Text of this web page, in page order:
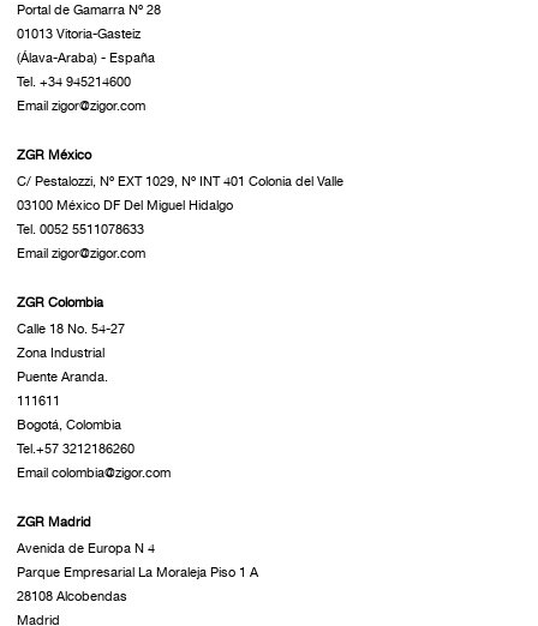
Portal de Gamarra Nº 28
01013 Vitoria-Gasteiz
(Álava-Araba) - España
Tel. +34 945214600
Email zigor@zigor.com
ZGR México
C/ Pestalozzi, Nº EXT 1029, Nº INT 401 Colonia del Valle
03100 México DF Del Miguel Hidalgo
Tel. 0052 5511078633
Email zigor@zigor.com
ZGR Colombia
Calle 18 No. 54-27
Zona Industrial
Puente Aranda.
111611
Bogotá, Colombia
Tel.+57 3212186260
Email colombia@zigor.com
ZGR Madrid
Avenida de Europa N 4
Parque Empresarial La Moraleja Piso 1 A
28108 Alcobendas
Madrid